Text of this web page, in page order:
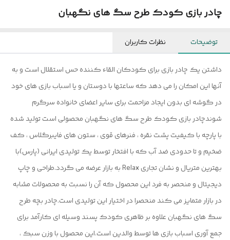
چادر بازی کودک طرح سگ های نگهبان
توضیحات نظرات کاربران
داشتن یک چادر بازی برای کودکان القاء کننده حس استقلال است و به
آنها این امکان را می دهد که ساعتها با دوستان و یا اسباب بازی های خود
در گوشه ای بدون ایجاد مزاحمت برای سایر اعضای خانواده سرگرم
شوندچادر بازی کودک طرح سگ های نگهبان محصولی است تولید شده
با پارچه با کیفیت پشت نقره ، فنرهای قوی ، ستون های فایبرگلاس ، کف
ضخیم و تا حدودی ضد آب که با افتخار توسط یک تولیدی ایرانی (پارس)با
بهترین متریال و نشان تجاری Relax به بازار عرضه می گردد.طراحی و چاپ
دیجیتال و منحصر به فرد این محصول که آن را نسبت به محصولات مشابه
در بازار متمایز می کند منحصرا در اختیار این تولیدی است.چادر بچه طرح
سگ های نگهبان علاوه بر ظاهری کودک پسند وسیله ای کارآمد برای
جمع آوری اسباب بازی ها توسط والدین است.این محصول با وزن سبک ،